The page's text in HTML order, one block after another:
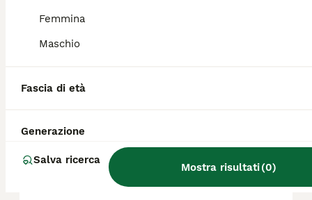
Femmina
Maschio
Fascia di età
Generazione
Salva ricerca
Mostra risultati(0)
Papillon?
Quanto vive un Papillon?